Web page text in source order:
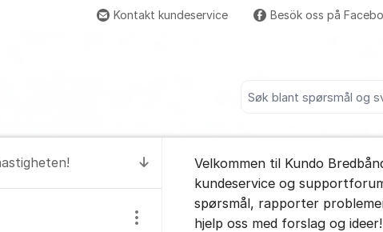
Kontakt kundeservice Besök oss på
Til seneste kommentar
Vis/skjul innstillinger for innlegg/kommentarer
Velkommen til Kundo
kundeservice og
spørsmål, rapporter
hjelp oss med forslag og ideer!